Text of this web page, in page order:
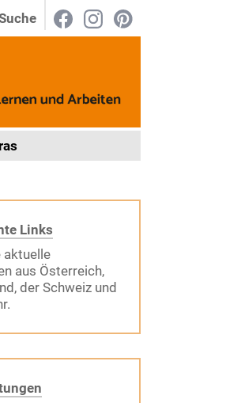
Links
aktuelle
aus Österreich,
der Schweiz und